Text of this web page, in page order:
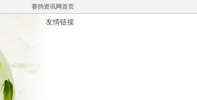
赛鸽资讯网首页
友情链接